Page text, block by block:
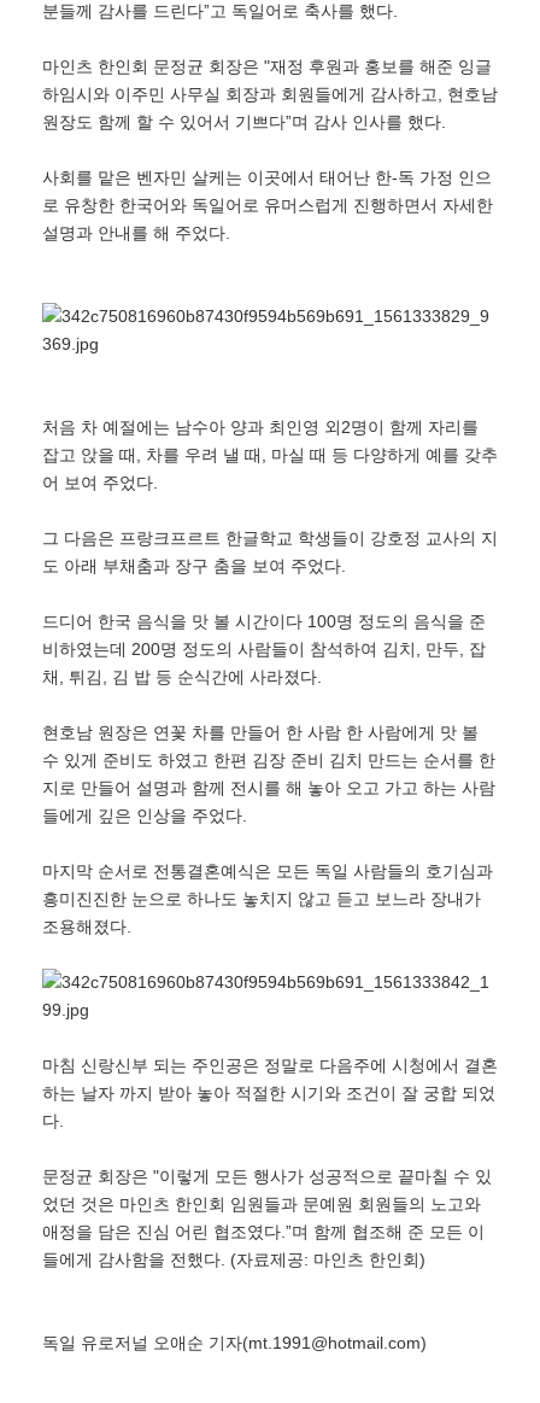
분들께 감사를 드린다ˮ고 독일어로 축사를 했다.
마인츠 한인회 문정균 회장은 ʺ재정 후원과 홍보를 해준 잉글
하임시와 이주민 사무실 회장과 회원들에게 감사하고, 현호남
원장도 함께 할 수 있어서 기쁘다ˮ며 감사 인사를 했다.
사회를 맡은 벤자민 살케는 이곳에서 태어난 한-독 가정 인으
로 유창한 한국어와 독일어로 유머스럽게 진행하면서 자세한
설명과 안내를 해 주었다.
처음 차 예절에는 남수아 양과 최인영 외2명이 함께 자리를
잡고 앉을 때, 차를 우려 낼 때, 마실 때 등 다양하게 예를 갖추
어 보여 주었다.
그 다음은 프랑크프르트 한글학교 학생들이 강호정 교사의 지
도 아래 부채춤과 장구 춤을 보여 주었다.
드디어 한국 음식을 맛 볼 시간이다 100명 정도의 음식을 준
비하였는데 200명 정도의 사람들이 참석하여 김치, 만두, 잡
채, 튀김, 김 밥 등 순식간에 사라졌다.
현호남 원장은 연꽃 차를 만들어 한 사람 한 사람에게 맛 볼
수 있게 준비도 하였고 한편 김장 준비 김치 만드는 순서를 한
지로 만들어 설명과 함께 전시를 해 놓아 오고 가고 하는 사람
들에게 깊은 인상을 주었다.
마지막 순서로 전통결혼예식은 모든 독일 사람들의 호기심과
흥미진진한 눈으로 하나도 놓치지 않고 듣고 보느라 장내가
조용해졌다.
마침 신랑신부 되는 주인공은 정말로 다음주에 시청에서 결혼
하는 날자 까지 받아 놓아 적절한 시기와 조건이 잘 궁합 되었
다.
문정균 회장은 ʺ이렇게 모든 행사가 성공적으로 끝마칠 수 있
었던 것은 마인츠 한인회 임원들과 문예원 회원들의 노고와
애정을 담은 진심 어린 협조였다.ˮ며 함께 협조해 준 모든 이
들에게 감사함을 전했다. (자료제공: 마인츠 한인회)
독일 유로저널 오애순 기자(mt.1991@hotmail.com)